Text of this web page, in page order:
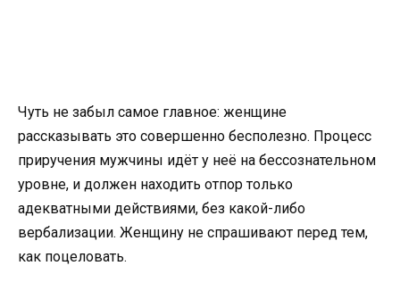
Чуть не забыл самое главное: женщине
рассказывать это совершенно бесполезно. Процесс
приручения мужчины идёт у неё на бессознательном
уровне, и должен находить отпор только
адекватными действиями, без какой-либо
вербализации. Женщину не спрашивают перед тем,
как поцеловать.